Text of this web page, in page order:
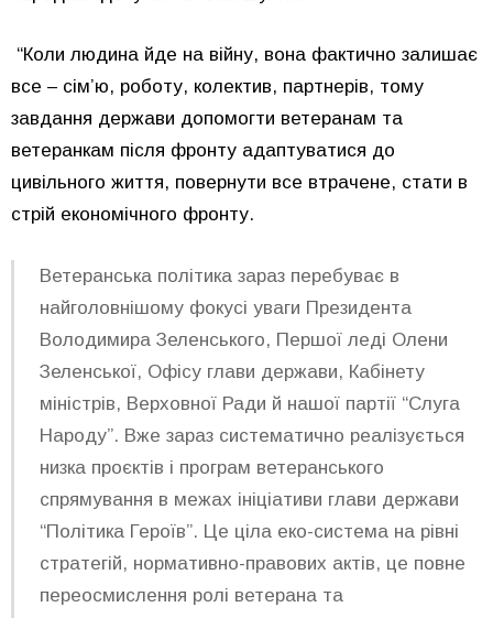
“Коли людина йде на війну, вона фактично залишає
все – сім’ю, роботу, колектив, партнерів, тому
завдання держави допомогти ветеранам та
ветеранкам після фронту адаптуватися до
цивільного життя, повернути все втрачене, стати в
стрій економічного фронту.
Ветеранська політика зараз перебуває в
найголовнішому фокусі уваги Президента
Володимира Зеленського, Першої леді Олени
Зеленської, Офісу глави держави, Кабінету
міністрів, Верховної Ради й нашої партії “Слуга
Народу”. Вже зараз систематично реалізується
низка проєктів і програм ветеранського
спрямування в межах ініціативи глави держави
“Політика Героїв”. Це ціла еко-система на рівні
стратегій, нормативно-правових актів, це повне
переосмислення ролі ветерана та